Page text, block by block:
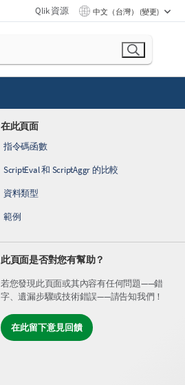
Qlik 資源 中文（台灣） (變更)
在此頁面
指令碼函數
ScriptEval 和 ScriptAggr 的比較
資料類型
範例
此頁面是否對您有幫助？
若您發現此頁面或其內容有任何問題——錯
字、遺漏步驟或技術錯誤——請告知我們！
在此留下意見回饋